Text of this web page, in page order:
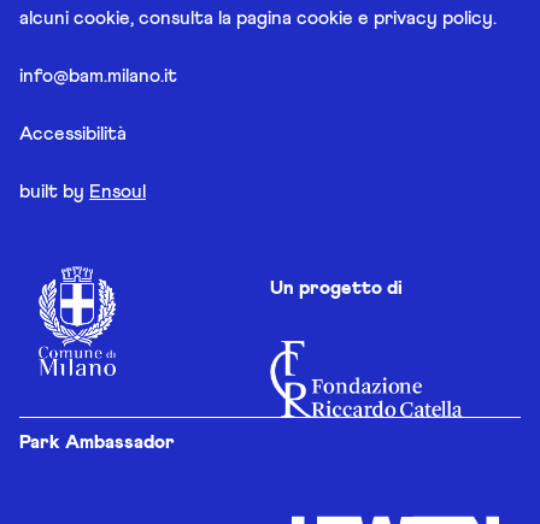
alcuni cookie, consulta la pagina cookie e privacy policy.
info@bam.milano.it
Accessibilità
built by Ensoul
Un progetto di
Park Ambassador